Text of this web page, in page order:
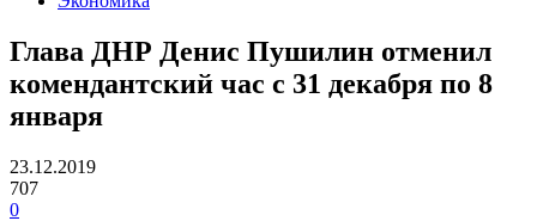
Глава ДНР Денис Пушилин отменил
комендантский час с 31 декабря по 8
января
23.12.2019
707
0